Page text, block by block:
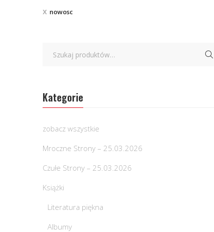
nowosc
Kategorie
zobacz wszystkie
Mroczne Strony – 25.03.2026
Czułe Strony – 25.03.2026
Książki
Literatura piękna
Albumy